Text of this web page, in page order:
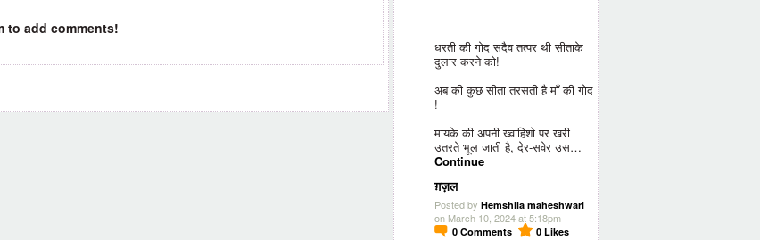
to add comments!
धरती की गोद सदैव तत्पर थी सीताके
दुलार करने को!
अब की कुछ सीता तरसती है माँ की गोद
!
मायके की अपनी ख्वाहिशो पर खरी
उतरते भूल जाती है, देर-सवेर उस…
Continue
ग़ज़ल
Posted by Hemshila maheshwari
on March 10, 2024 at 5:18pm
0 Comments 0 Likes